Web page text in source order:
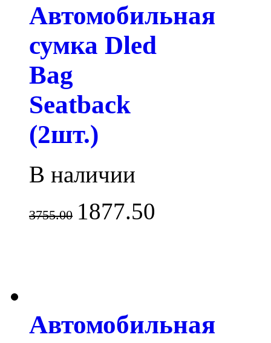
Автомобильная
сумка Dled
Bag
Seatback
(2шт.)
В наличии
3755.00 1877.50
Автомобильная